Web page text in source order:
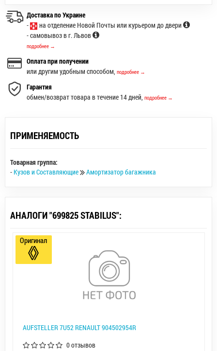
Доставка по Украине
-
на отделение Новой Почты или курьером до двери
- самовывоз в г. Львов
подробнее →
Оплата при получении
или другим удобным способом, подробнее →
Гарантия
обмен/возврат товара в течение 14 дней, подробнее →
ПРИМЕНЯЕМОСТЬ
Товарная группа:
- Кузов и Составляющие Амортизатор багажника
АНАЛОГИ "699825 STABILUS":
AUFSTELLER 7U52 RENAULT 904502954R
0 отзывов
Оригинал